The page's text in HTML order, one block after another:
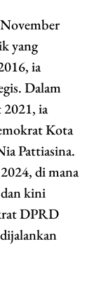
yang
ia
Dalam
ia
Kota
Pattiasina.
di mana
kini
DPRD